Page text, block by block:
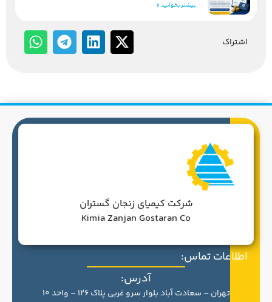
اشتراک
بیشتر بخوانید »
اطلاعات تماس:
آدرس:
تهران – سعادت آباد بلوار سرو غربی پلاک 126 – واحد 10
شرکت کیمیای زنجان گستران
Kimia Zanjan Gostaran Co